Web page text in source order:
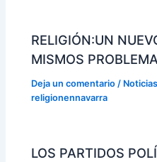
RELIGIÓN:UN
MISMOS
Deja un comentario /
religionennavarra
LOS PARTIDOS